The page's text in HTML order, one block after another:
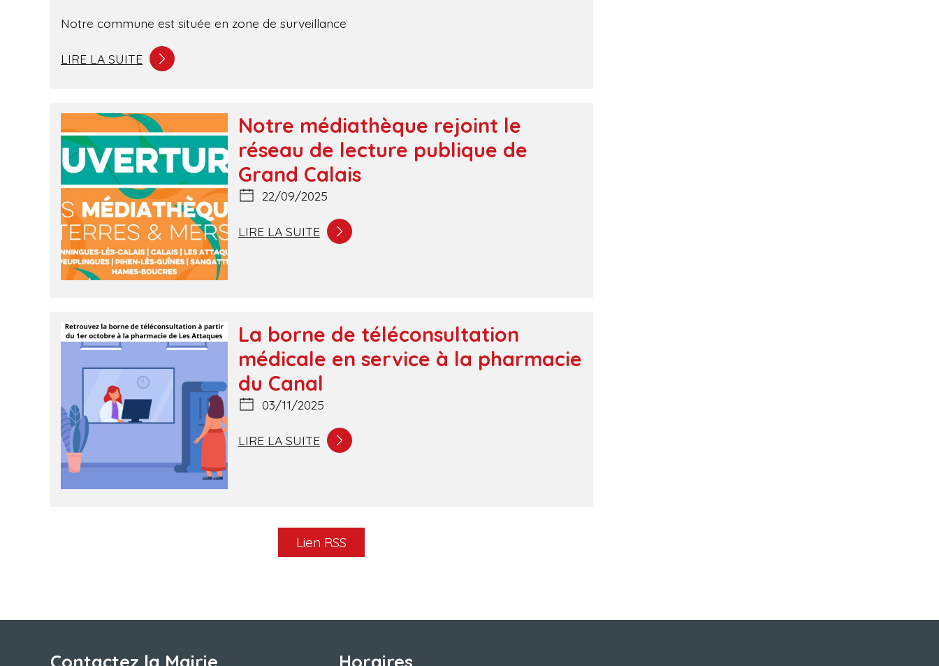
Notre commune est située en zone de surveillance
LIRE LA SUITE
Notre médiathèque rejoint le
réseau de lecture publique de
Grand Calais
22/09/2025
LIRE LA SUITE
La borne de téléconsultation
médicale en service à la pharmacie
du Canal
03/11/2025
LIRE LA SUITE
Lien RSS
Contactez la Mairie Horaires